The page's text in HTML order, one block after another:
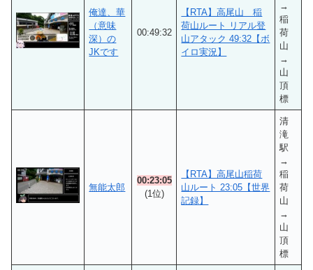
俺達、華
（意味
深）の
JKです
00:49:32
【RTA】高尾山 稲
荷山ルート リアル登
山アタック 49:32【ボ
イロ実況】
→
稲
荷
山
→
山
頂
標
無能太郎
00:23:05
(1位)
【RTA】高尾山稲荷
山ルート 23:05【世界
記録】
清
滝
駅
→
稲
荷
山
→
山
頂
標